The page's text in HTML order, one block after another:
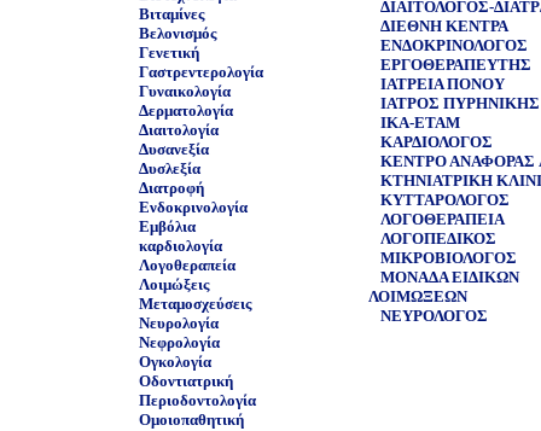
Βιταμίνες
Βελονισμός
Γενετική
Γαστρεντερολογία
Γυναικολογία
Δερματολογία
Διαιτολογία
Δυσανεξία
Δυσλεξία
Διατροφή
Ενδοκρινολογία
Εμβόλια
καρδιολογία
Λογοθεραπεία
Λοιμώξεις
Μεταμοσχεύσεις
Νευρολογία
Νεφρολογία
Ογκολογία
Οδοντιατρική
Περιοδοντολογία
Ομοιοπαθητική
ΔΙΑΙΤΟΛΟΓΟΣ-
ΔΙΕΘΝΗ ΚΕΝΤΡΑ
ΕΝΔΟΚΡΙΝΟΛΟΓΟΣ
ΕΡΓΟΘΕΡΑΠΕΥΤΗΣ
ΙΑΤΡΕΙΑ ΠΟΝΟΥ
ΙΑΤΡΟΣ ΠΥΡΗΝΙΚΗΣ
ΙΚΑ-ΕΤΑΜ
ΚΑΡΔΙΟΛΟΓΟΣ
ΚΕΝΤΡΟ ΑΝΑΦΟΡΑΣ
ΚΤΗΝΙΑΤΡΙΚΗ
ΚΥΤΤΑΡΟΛΟΓΟΣ
ΛΟΓΟΘΕΡΑΠΕΙΑ
ΛΟΓΟΠΕΔΙΚΟΣ
ΜΙΚΡΟΒΙΟΛΟΓΟΣ
ΜΟΝΑΔΑ ΕΙΔΙΚΩΝ
ΛΟΙΜΩΞΕΩΝ
ΝΕΥΡΟΛΟΓΟΣ